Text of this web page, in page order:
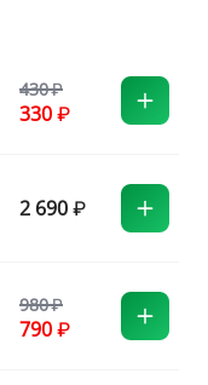
430
330
2 690
980
790